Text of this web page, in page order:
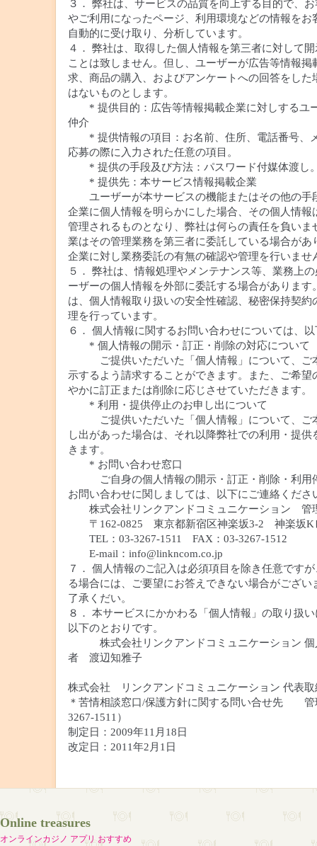
３． 弊社は、サービスの品質を向上する目的で、
やご利用になったページ、利用環境などの情報をお
自動的に受け取り、分析しています。
４． 弊社は、取得した個人情報を第三者に対して
ことは致しません。但し、ユーザーが広告等情報掲
求、商品の購入、およびアンケートへの回答をした
はないものとします。
* 提供目的：広告等情報掲載企業に対しするユ
仲介
* 提供情報の項目：お名前、住所、電話番号、
応募の際に入力された任意の項目。
* 提供の手段及び方法：パスワード付媒体渡し
* 提供先：本サービス情報掲載企業
ユーザーが本サービスの機能またはその他の手
企業に個人情報を明らかにした場合、その個人情報
管理されるものとなり、弊社は何らの責任を負いま
業はその管理業務を第三者に委託している場合があ
企業に対し業務委託の有無の確認や管理を行いませ
５． 弊社は、情報処理やメンテナンス等、業務上
ーザーの個人情報を外部に委託する場合があります
は、個人情報取り扱いの安全性確認、秘密保持契約
理を行っています。
６． 個人情報に関するお問い合わせについては、
* 個人情報の開示・訂正・削除の対応について
ご提供いただいた「個人情報」について、ご
示するよう請求することができます。また、ご希望
やかに訂正または削除に応じさせていただきます。
* 利用・提供停止のお申し出について
ご提供いただいた「個人情報」について、ご
し出があった場合は、それ以降弊社での利用・提供
きます。
* お問い合わせ窓口
ご自身の個人情報の開示・訂正・削除・利用
お問い合わせに関しましては、以下にご連絡くださ
株式会社リンクアンドコミュニケーション 管
〒162-0825 東京都新宿区神楽坂3-2 神楽坂K
TEL：03-3267-1511 FAX：03-3267-1512
E-mail： info@linkncom.co.jp
７． 個人情報のご記入は必須項目を除き任意です
る場合には、ご要望にお答えできない場合がござい
了承くだい。
８． 本サービスにかかわる「個人情報」の取り扱
以下のとおりです。
株式会社リンクアンドコミュニケーション 個
者 渡辺知雅子
株式会社 リンクアンドコミュニケーション 代表取
＊苦情相談窓口/保護方針に関する問い合せ先 管
3267-1511）
制定日：2009年11月18日
改定日：2011年2月1日
Online treasures
オンラインカジノ アプリ おすすめ